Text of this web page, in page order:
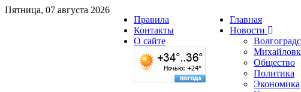
Пятница, 07 августа 2026
Правила
Контакты
О сайте
Главная
Новости
Общество
Политика
Экономика